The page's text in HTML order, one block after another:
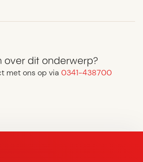
over dit onderwerp?
met ons op via 0341-438700